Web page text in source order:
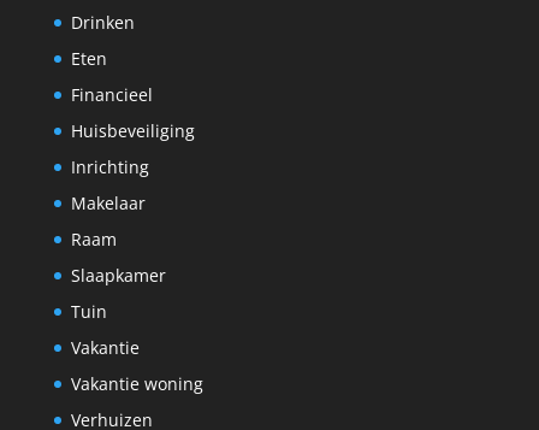
Drinken
Eten
Financieel
Huisbeveiliging
Inrichting
Makelaar
Raam
Slaapkamer
Tuin
Vakantie
Vakantie woning
Verhuizen